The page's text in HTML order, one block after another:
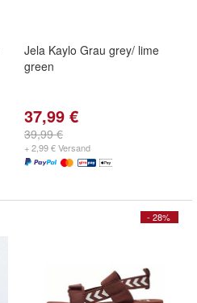
Jela Kaylo Grau grey/ lime
green
37,99 €
39,99 €
+ 2,99 € Versand
- 28%